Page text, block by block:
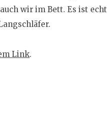
wir im Bett. Es ist echt
Link.